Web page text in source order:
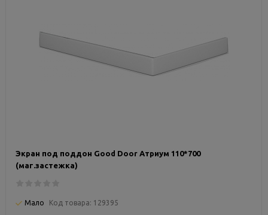
Экран под поддон Good Door Атриум 110*700
(маг.застежка)
Мало Код товара: 129395